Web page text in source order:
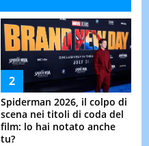
Spiderman 2026, il colpo di
scena nei titoli di coda del
film: lo hai notato anche
tu?